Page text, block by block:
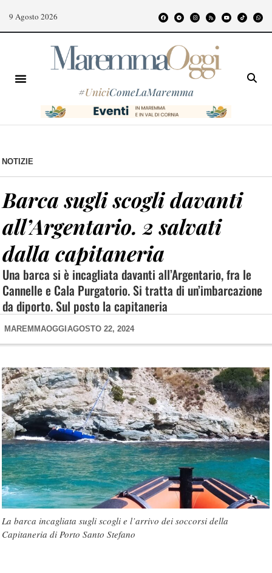
9 Agosto 2026
#UniciComeLaMaremma
NOTIZIE
Barca sugli scogli davanti
all’Argentario. 2 salvati
dalla capitaneria
Una barca si è incagliata davanti all’Argentario, fra le
Cannelle e Cala Purgatorio. Si tratta di un’imbarcazione
da diporto. Sul posto la capitaneria
MAREMMAOGGI AGOSTO 22, 2024
La barca incagliata sugli scogli e l’arrivo dei soccorsi della
Capitaneria di Porto Santo Stefano